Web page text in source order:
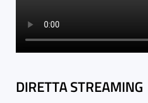
DIRETTA STREAMING